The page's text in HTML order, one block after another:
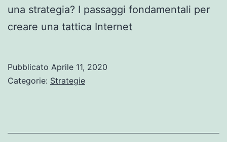
una strategia? I passaggi fondamentali per
creare una tattica Internet
Pubblicato Aprile 11, 2020
Categorie: Strategie